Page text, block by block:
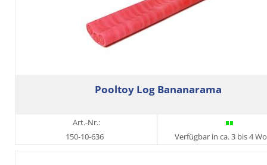
Pooltoy Log Bananarama
Art.-Nr.:
150-10-636
Verfügbar in ca. 3 bis 4